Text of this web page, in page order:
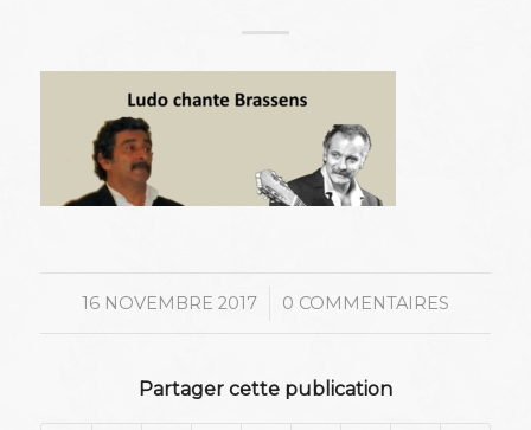
16 NOVEMBRE 2017
/ 0 COMMENTAIRES
Partager cette publication